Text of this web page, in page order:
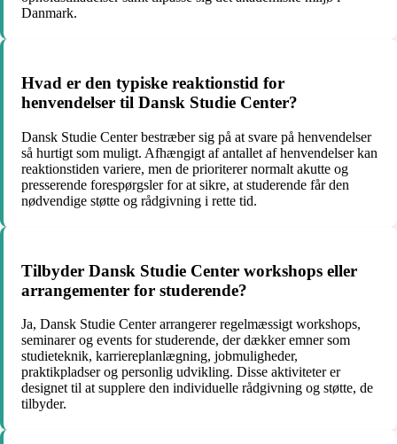
Danmark.
Hvad er den typiske reaktionstid for
henvendelser til Dansk Studie Center?
Dansk Studie Center bestræber sig på at svare på henvendelser
så hurtigt som muligt. Afhængigt af antallet af henvendelser kan
reaktionstiden variere, men de prioriterer normalt akutte og
presserende forespørgsler for at sikre, at studerende får den
nødvendige støtte og rådgivning i rette tid.
Tilbyder Dansk Studie Center workshops eller
arrangementer for studerende?
Ja, Dansk Studie Center arrangerer regelmæssigt workshops,
seminarer og events for studerende, der dækker emner som
studieteknik, karriereplanlægning, jobmuligheder,
praktikpladser og personlig udvikling. Disse aktiviteter er
designet til at supplere den individuelle rådgivning og støtte, de
tilbyder.